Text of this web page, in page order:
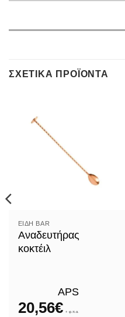
ΣΧΕΤΙΚΆ ΠΡΟΪΌΝΤΑ
ΕΊΔΗ ΒAR
Αναδευτήρας
κοκτέιλ
APS
20,56€ + φ.π.α.